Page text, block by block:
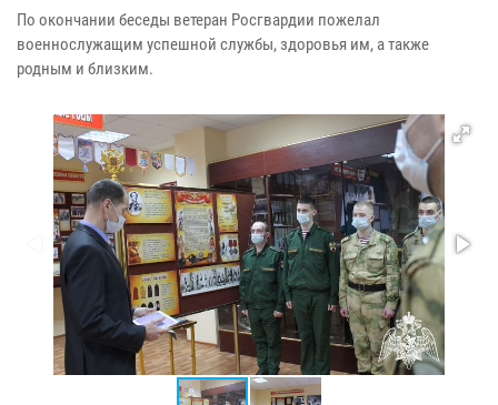
По окончании беседы ветеран Росгвардии пожелал
военнослужащим успешной службы, здоровья им, а также
родным и близким.